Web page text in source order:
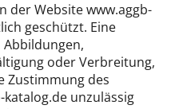
der Website www.aggb-
geschützt. Eine
oder Verbreitung,
Zustimmung des
unzulässig